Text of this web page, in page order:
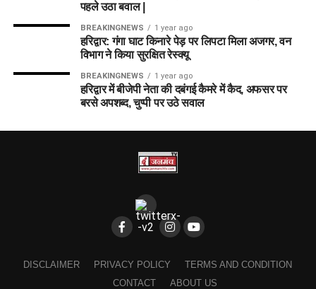
पहले उठा बवाल |
BREAKINGNEWS 1 year ago
हरिद्वार: गंगा घाट किनारे पेड़ पर लिपटा मिला अजगर, वन
विभाग ने किया सुरक्षित रेस्क्यू
BREAKINGNEWS 1 year ago
हरिद्वार में बीजेपी नेता की दबंगई कैमरे में कैद, अफसर पर
बरसे अपशब्द, चुप्पी पर उठे सवाल
DISCLAIMER PRIVACY POLICY
TERMS AND CONDITION
CONTACT
ABOUT US